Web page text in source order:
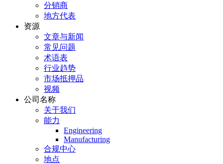
分销商
地方代表
资源
文章与新闻
常见问题
术语表
行业趋势
市场抵押品
视频
公司名称
关于我们
能力
Engineering
Manufacturing
合规中心
地点